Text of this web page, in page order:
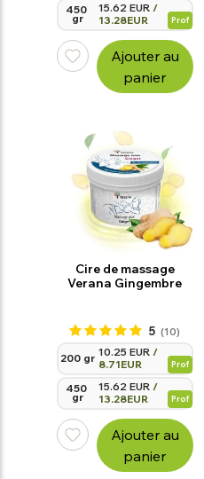
450
gr
15.62 EUR /
13.28EUR
Prof
Ajouter au
panier
Cire de massage
Verana Gingembre
5 (10)
200 gr 10.25 EUR /
8.71EUR
Prof
450
gr
15.62 EUR /
13.28EUR
Prof
Ajouter au
panier